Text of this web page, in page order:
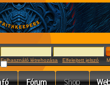
Felhasználó létrehozása Elfelejtett jelszó